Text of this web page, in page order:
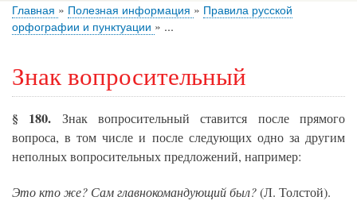
Главная Полезная информация
Правила русской
орфографии и пунктуации
...
Знак вопросительный
§ 180. Знак вопросительный ставится после прямого
вопроса, в том числе и после следующих одно за другим
неполных вопросительных предложений, например:
Это кто же? Сам главнокомандующий был?(Л. Толстой).